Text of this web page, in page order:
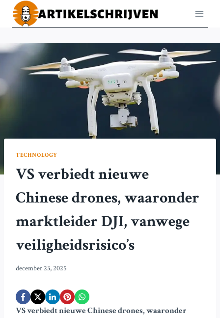
Doorgaan
naar
TECHNOLOGY
VS verbiedt nieuwe
Chinese drones, waaronder
marktleider DJI, vanwege
veiligheidsrisico’s
december 23, 2025
VS verbiedt nieuwe Chinese drones, waaronder